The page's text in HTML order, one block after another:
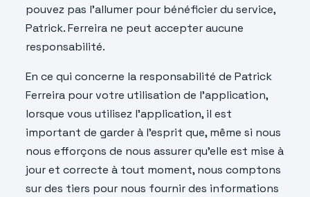
pouvez pas l’allumer pour bénéficier du service,
Patrick. Ferreira ne peut accepter aucune
responsabilité.
En ce qui concerne la responsabilité de Patrick
Ferreira pour votre utilisation de l’application,
lorsque vous utilisez l’application, il est
important de garder à l’esprit que, même si nous
nous efforçons de nous assurer qu’elle est mise à
jour et correcte à tout moment, nous comptons
sur des tiers pour nous fournir des informations